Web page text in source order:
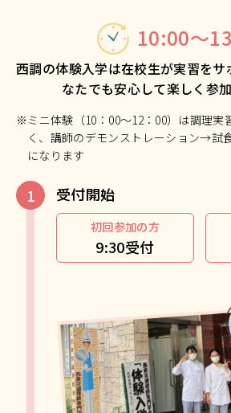
10:00～
西調の体験入学は在校生が実習をサ
なたでも安心して楽しく参
※ミニ体験（10：00～12：00）は調理実
く、講師のデモンストレーション→試
になります
受付開始
初回参加の方
9:30受付